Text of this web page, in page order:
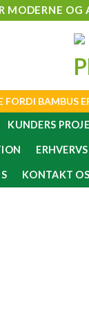
MODERNE
FORDI
KUNDERS
KONTAKT OS